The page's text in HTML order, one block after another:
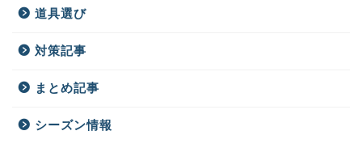
道具選び
対策記事
まとめ記事
シーズン情報